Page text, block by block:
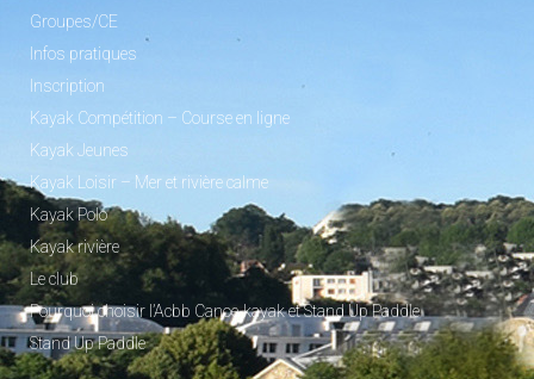
Groupes/CE
Infos pratiques
Inscription
Kayak Compétition – Course en ligne
Kayak Jeunes
Kayak Loisir – Mer et rivière calme
Kayak Polo
Kayak rivière
Le club
Pourquoi choisir l’Acbb Canoe-kayak et Stand Up Paddle
Stand Up Paddle